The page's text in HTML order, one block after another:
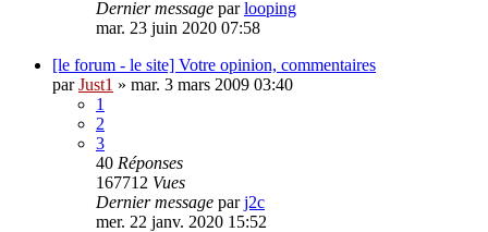
Dernier message parlooping
mar. 23 juin 2020 07:58
[le forum - le site] Votre opinion, commentaires
parJust1 » mar. 3 mars 2009 03:40
1
2
3
40 Réponses
167712 Vues
Dernier message parj2c
mer. 22 janv. 2020 15:52